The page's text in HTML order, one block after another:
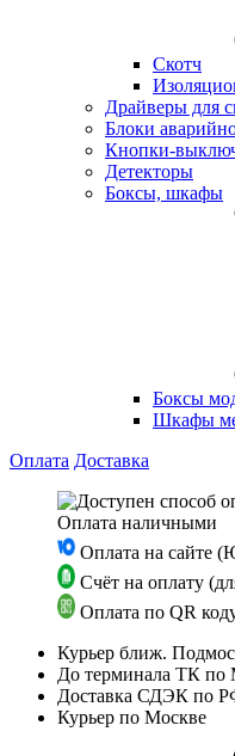
Скотч
Драйверы для
Блоки
Кнопки-
Детекторы
Боксы, шкафы
Боксы
Шкафы
Оплата Доставка
Оплата наличными
Оплата на сайте
Счёт на оплату
Оплата по QR
Курьер ближ.
До терминала ТК по
Доставка СДЭК по
Курьер по Москве